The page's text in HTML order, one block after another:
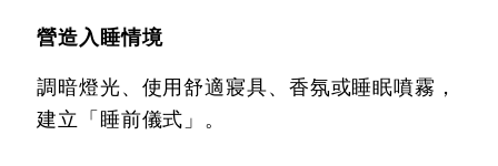
營造入睡情境
調暗燈光、使用舒適寢具、香氛或睡眠噴霧，
建立「睡前儀式」。